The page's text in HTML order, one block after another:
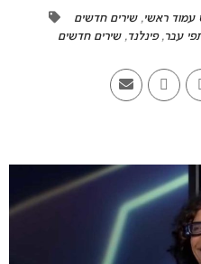
עמוד ראשי,שירים חדשים
עבר,פינלנד,שירים חדשים